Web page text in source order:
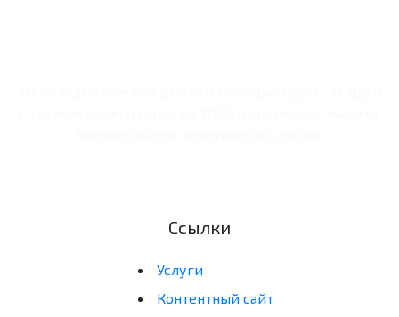
Ссылки
Услуги
Контентный сайт